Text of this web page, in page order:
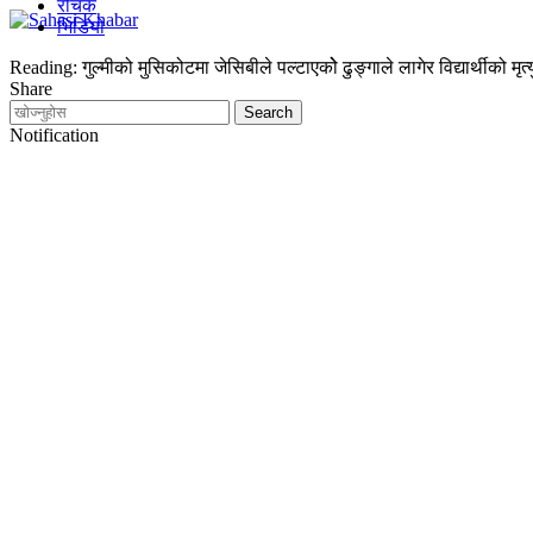
रोचक
भिडियो
Reading: गुल्मीको मुसिकोटमा जेसिबीले पल्टाएकोे ढुङ्गाले लागेर विद्यार्थीको
Share
Notification